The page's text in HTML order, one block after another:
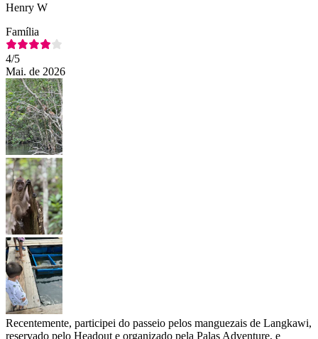
Henry W
Família
4/5
Mai. de 2026
Recentemente, participei do passeio pelos manguezais de Langkawi,
reservado pelo Headout e organizado pela Palas Adventure, e